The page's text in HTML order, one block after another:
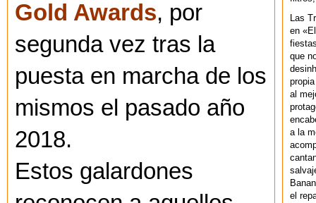
Gold Awards, por
segunda vez tras la
puesta en marcha de los
mismos el pasado año
2018.
Estos galardones
Las
en
que
al
a la
el